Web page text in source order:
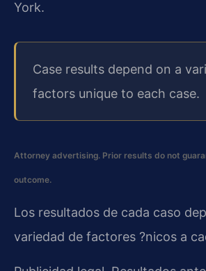
York.
Case results depend on a
factors unique to each case.
Attorney advertising. Prior results do not
outcome.
Los resultados de cada caso
variedad de factores ?nicos a